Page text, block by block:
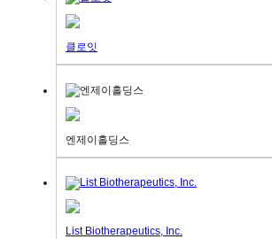
클로잇
엔제이홀딩스
List Biotherapeutics, Inc.